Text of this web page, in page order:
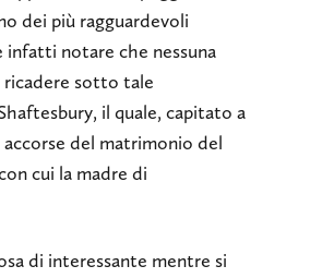
dei più ragguardevoli
infatti notare che nessuna
ricadere sotto tale
il quale, capitato a
del matrimonio del
cui la madre di
di interessante mentre si